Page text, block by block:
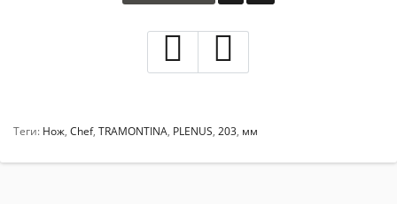
Теги: Нож, Chef, TRAMONTINA, PLENUS, 203, мм